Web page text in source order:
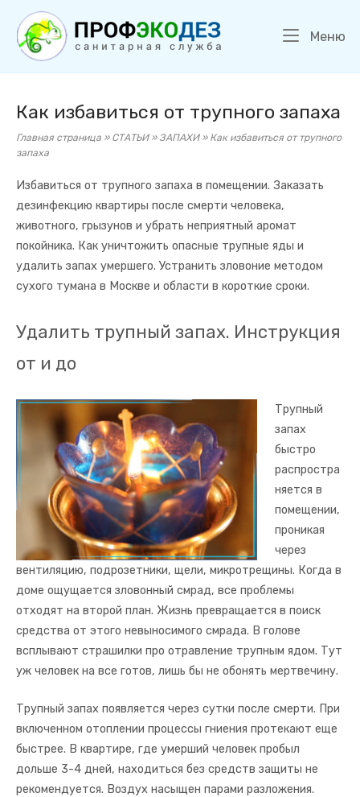
Перейти
содержанию
Главная
Меню
Как избавиться от трупного запаха
Главная страница » СТАТЬИ» ЗАПАХИ» Как избавиться от трупного
запаха
Избавиться от трупного запаха в помещении. Заказать
дезинфекцию квартиры после смерти человека,
животного, грызунов и убрать неприятный аромат
покойника. Как уничтожить опасные трупные яды и
удалить запах умершего. Устранить зловоние методом
сухого тумана в Москве и области в короткие сроки.
Удалить трупный запах. Инструкция
от и до
Трупный
запах
быстро
распростра
няется в
помещении,
проникая
через
вентиляцию, подрозетники, щели, микротрещины. Когда в
доме ощущается зловонный смрад, все проблемы
отходят на второй план. Жизнь превращается в поиск
средства от этого невыносимого смрада. В голове
всплывают страшилки про отравление трупным ядом. Тут
уж человек на все готов, лишь бы не обонять мертвечину.
Трупный запах появляется через сутки после смерти. При
включенном отоплении процессы гниения протекают еще
быстрее. В квартире, где умерший человек пробыл
дольше 3-4 дней, находиться без средств защиты не
рекомендуется. Воздух насыщен парами разложения.